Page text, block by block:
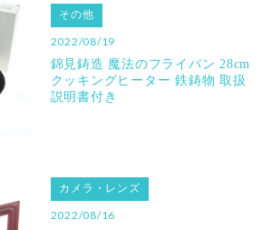
その他
2022/08/19
錦見鋳造 魔法のフライパン 28cm
クッキングヒーター 鉄鋳物 取扱
説明書付き
カメラ・レンズ
2022/08/16